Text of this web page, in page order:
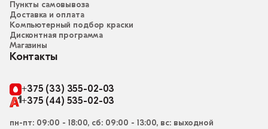
Пункты самовывоза
Доставка и оплата
Компьютерный подбор краски
Дисконтная программа
Магазины
Контакты
+375 (33) 355-02-03
+375 (44) 535-02-03
пн-пт: 09:00 - 18:00, сб: 09:00 - 13:00, вс: выходной